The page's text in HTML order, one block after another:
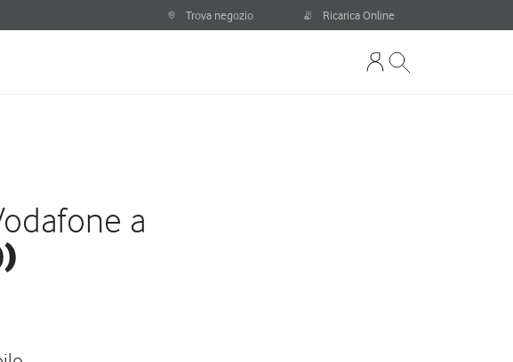
Trova negozio Ricarica Online
a